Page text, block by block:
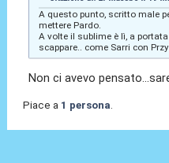
A questo punto, scritto male
mettere Pardo.
A volte il sublime è lì, a
scappare.. come Sarri con
Non ci avevo
Piace a 1 persona